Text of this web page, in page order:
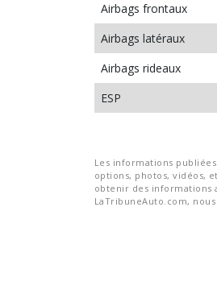
Airbags frontaux
Airbags latéraux
Airbags rideaux
ESP
Les informations
options, photos, vidéos,
obtenir des informations
LaTribuneAuto.com,